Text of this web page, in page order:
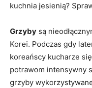
kuchnia‌ jesienią?
Grzyby są
Korei. Podczas gdy
koreańscy⁤ kucharze
potrawom intensywny
grzyby